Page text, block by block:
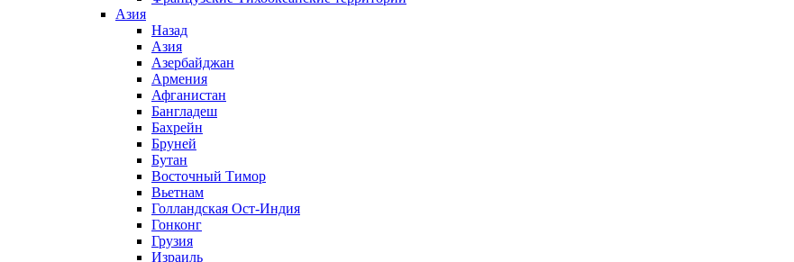
Азия
Назад
Азия
Азербайджан
Армения
Афганистан
Бангладеш
Бахрейн
Бруней
Бутан
Восточный Тимор
Вьетнам
Голландская Ост-Индия
Гонконг
Грузия
Израиль